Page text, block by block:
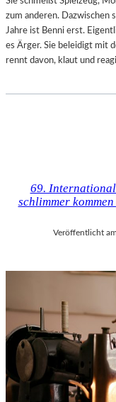
zum anderen.
Jahre ist Benni erst.
es Ärger. Sie beleidigt mit
rennt davon, klaut und
69.
schlimmer
Veröffentlicht